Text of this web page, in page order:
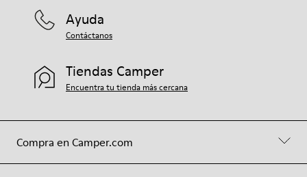
Compra en Camper.com
Ayuda
Contáctanos
Tiendas Camper
Encuentra tu tienda más cercana